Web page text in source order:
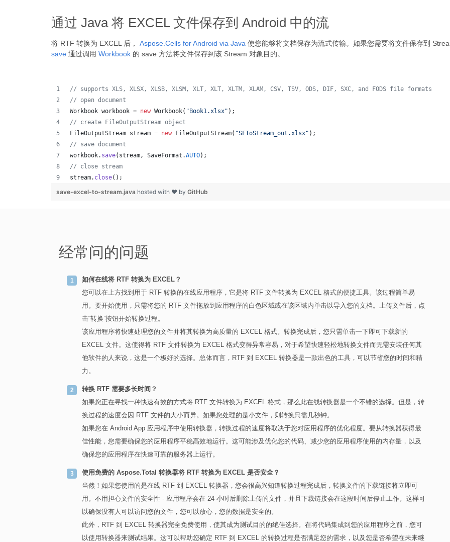
通过 Java 将 EXCEL 文件保存到 Android 中的流
将 RTF 转换为 EXCEL 后， Aspose.Cells for Android via Java 使您能够将文档保存为流式传输。如果您需要将文件保存到
save 通过调用 Workbook 的 save 方法将文件保存到该 Stream 对象目的。
// supports XLS, XLSX, XLSB, XLSM, XLT, XLT, XLTM, XLAM, CSV, TSV, ODS, DIF, SXC, and FODS file formats
// open document
Workbook workbook = new Workbook( "Book1.xlsx" );
// create FileOutputStream object
FileOutputStream stream = new FileOutputStream( "SFToStream_out.xlsx" );
// save document
workbook. save( stream, SaveFormat .AUTO);
// close stream
stream. close();
save-excel-to-stream.java hosted with ❤ by GitHub
经常问的问题
如何在线将 RTF 转换为 EXCEL？
您可以在上方找到用于 RTF 转换的在线应用程序，它是将 RTF 文件转换为 EXCEL 格式的便捷工具。该过程简单易
用。要开始使用，只需将您的 RTF 文件拖放到应用程序的白色区域或在该区域内单击以导入您的文档。上传文件后，点
击“转换”按钮开始转换过程。
该应用程序将快速处理您的文件并将其转换为高质量的 EXCEL 格式。转换完成后，您只需单击一下即可下载新的
EXCEL 文件。这使得将 RTF 文件转换为 EXCEL 格式变得异常容易，对于希望快速轻松地转换文件而无需安装任何其
他软件的人来说，这是一个极好的选择。总体而言，RTF 到 EXCEL 转换器是一款出色的工具，可以节省您的时间和精
力。
转换 RTF 需要多长时间？
如果您正在寻找一种快速有效的方式将 RTF 文件转换为 EXCEL 格式，那么此在线转换器是一个不错的选择。但是，转
换过程的速度会因 RTF 文件的大小而异。如果您处理的是小文件，则转换只需几秒钟。
如果您在 Android App 应用程序中使用转换器，转换过程的速度将取决于您对应用程序的优化程度。要从转换器获得最
佳性能，您需要确保您的应用程序平稳高效地运行。这可能涉及优化您的代码、减少您的应用程序使用的内存量，以及
确保您的应用程序在快速可靠的服务器上运行。
使用免费的 Aspose.Total 转换器将 RTF 转换为 EXCEL 是否安全？
当然！如果您使用的是在线 RTF 到 EXCEL 转换器，您会很高兴知道转换过程完成后，转换文件的下载链接将立即可
用。不用担心文件的安全性 - 应用程序会在 24 小时后删除上传的文件，并且下载链接会在这段时间后停止工作。这样可
以确保没有人可以访问您的文件，您可以放心，您的数据是安全的。
此外，RTF 到 EXCEL 转换器完全免费使用，使其成为测试目的的绝佳选择。在将代码集成到您的应用程序之前，您可
以使用转换器来测试结果。这可以帮助您确定 RTF 到 EXCEL 的转换过程是否满足您的需求，以及您是否希望在未来继